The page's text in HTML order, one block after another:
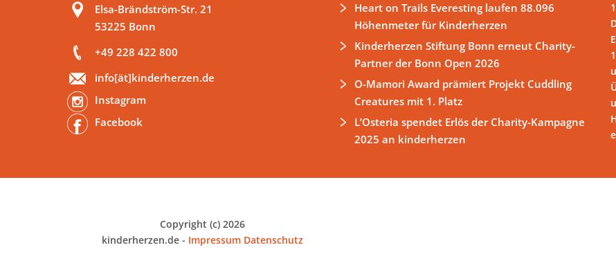
Elsa-Brändström-Str. 21
53225 Bonn
+49 228 422 800
info[ät]kinderherzen.de
Instagram
Facebook
Heart on Trails Everesting laufen 88.096
Höhenmeter für Kinderherzen
Kinderherzen Stiftung Bonn erneut Charity-
Partner der Bonn Open 2026
O-Mamori Award prämiert Projekt Cuddling
Creatures mit 1. Platz
L’Osteria spendet Erlös der Charity-Kampagne
2025 an kinderherzen
Copyright (c) 2026
kinderherzen.de - ImpressumDatenschutz